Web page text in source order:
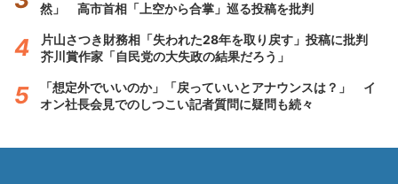
然」 高市首相「上空から合掌」巡る投稿を批判
片山さつき財務相「失われた28年を取り戻す」投稿に批判
芥川賞作家「自民党の大失政の結果だろう」
「想定外でいいのか」「戻っていいとアナウンスは？」 イ
オン社長会見でのしつこい記者質問に疑問も続々